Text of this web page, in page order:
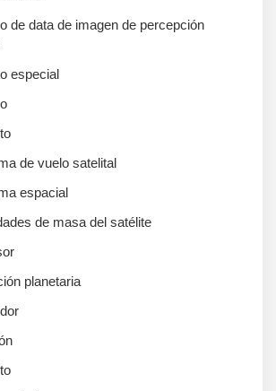
de data de imagen de percepción
especial
de vuelo satelital
espacial
de masa del satélite
planetaria